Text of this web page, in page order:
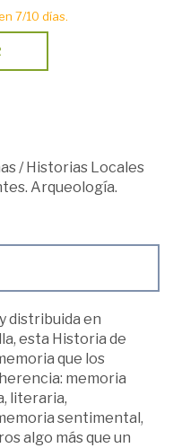
7/10 días.
/Historias Locales
Arqueología.
distribuida en
esta Historia de
que los
memoria
literaria,
sentimental,
algo más que un